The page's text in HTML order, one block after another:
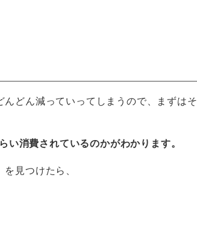
どん減っていってしまうので、まずはそ
消費されているのかがわかります。
見つけたら、